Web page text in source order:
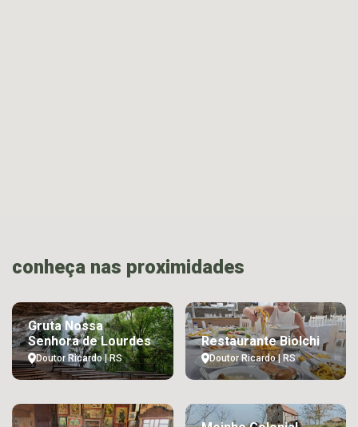
conheça nas proximidades
Gruta Nossa
Senhora de Lourdes
Doutor Ricardo | RS
Restaurante Biolchi
Doutor Ricardo | RS